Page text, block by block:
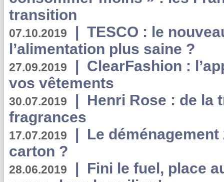
transition
07.10.2019 | TESCO : le
l’alimentation plus saine ?
27.09.2019 | ClearFashion :
vos vêtements
30.07.2019 | Henri Rose : de la
fragrances
17.07.2019 | Le
carton ?
28.06.2019 | Fini le fuel, place